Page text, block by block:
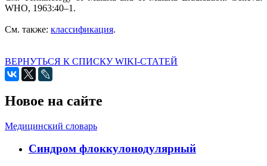
WHO, 1963:40–1.
См. также: классификация.
ВЕРНУТЬСЯ К СПИСКУ WIKI-СТАТЕЙ
Новое на сайте
Медицинский словарь
Cиндром флоккулонодулярный